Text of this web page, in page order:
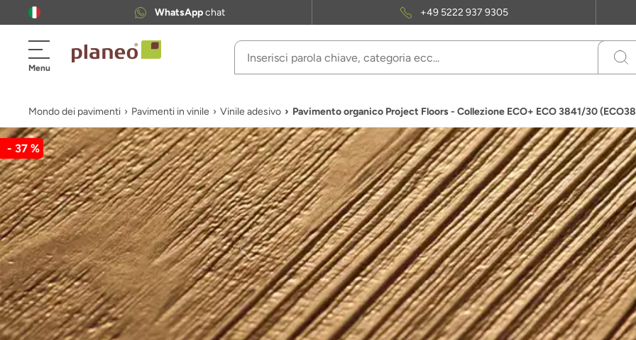
WhatsAppchat +49 5222 937 9305
Menu
Mondo dei pavimenti Pavimenti in vinile Vinile adesivo Pavimento organico Project Floors - Collezione ECO+ ECO 3841/30
- 37 %